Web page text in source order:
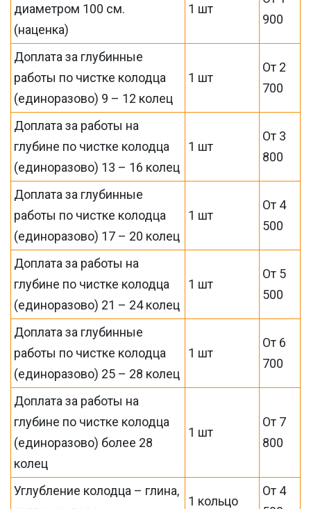
диаметром 100 см.
(наценка)
1 шт
900
Доплата за глубинные
работы по чистке колодца
(единоразово) 9 – 12 колец
1 шт
От 2
700
Доплата за работы на
глубине по чистке колодца
(единоразово) 13 – 16 колец
1 шт
От 3
800
Доплата за глубинные
работы по чистке колодца
(единоразово) 17 – 20 колец
1 шт
От 4
500
Доплата за работы на
глубине по чистке колодца
(единоразово) 21 – 24 колец
1 шт
От 5
500
Доплата за глубинные
работы по чистке колодца
(единоразово) 25 – 28 колец
1 шт
От 6
700
Доплата за работы на
глубине по чистке колодца
(единоразово) более 28
колец
1 шт
От 7
800
Углубление колодца – глина,
1 кольцо
От 4